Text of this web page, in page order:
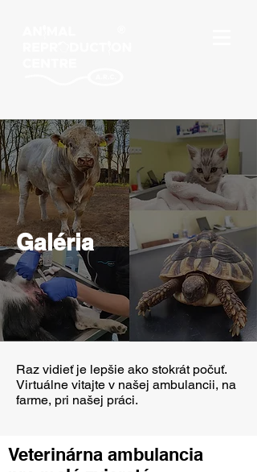
Galéria
Raz vidieť je lepšie ako stokrát počuť.
Virtuálne vitajte v našej ambulancii, na
farme, pri našej práci.
Veterinárna ambulancia